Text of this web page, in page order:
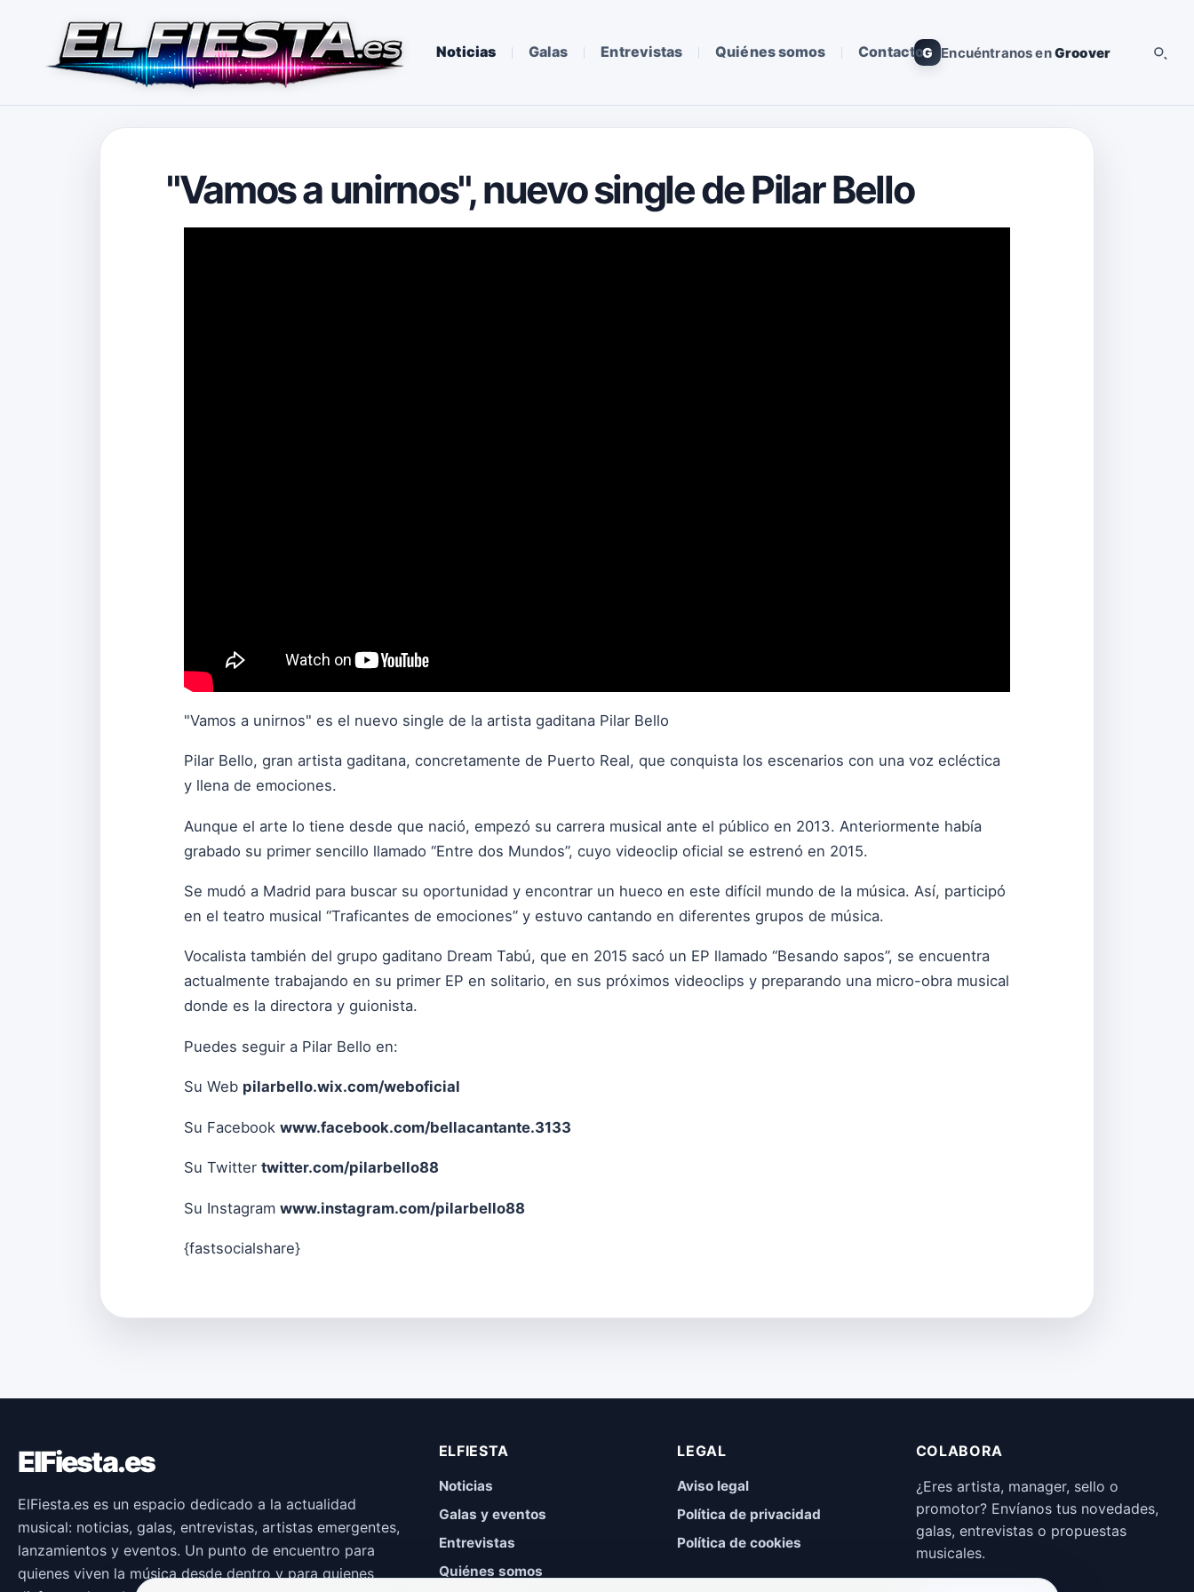
Noticias Galas Entrevistas Quiénes somos ContactoG Encuéntranos enGroover
"Vamos a unirnos", nuevo single de Pilar Bello
"Vamos a unirnos" es el nuevo single de la artista gaditana Pilar Bello
Pilar Bello, gran artista gaditana, concretamente de Puerto Real, que conquista los escenarios con una voz ecléctica
y llena de emociones.
Aunque el arte lo tiene desde que nació, empezó su carrera musical ante el público en 2013. Anteriormente había
grabado su primer sencillo llamado “Entre dos Mundos”, cuyo videoclip oficial se estrenó en 2015.
Se mudó a Madrid para buscar su oportunidad y encontrar un hueco en este difícil mundo de la música. Así, participó
en el teatro musical “Traficantes de emociones” y estuvo cantando en diferentes grupos de música.
Vocalista también del grupo gaditano Dream Tabú, que en 2015 sacó un EP llamado “Besando sapos”, se encuentra
actualmente trabajando en su primer EP en solitario, en sus próximos videoclips y preparando una micro-obra musical
donde es la directora y guionista.
Puedes seguir a Pilar Bello en:
Su Web pilarbello.wix.com/weboficial
Su Facebook www.facebook.com/bellacantante.3133
Su Twitter twitter.com/pilarbello88
Su Instagram www.instagram.com/pilarbello88
{fastsocialshare}
ElFiesta.es
ElFiesta.es es un espacio dedicado a la actualidad
musical: noticias, galas, entrevistas, artistas emergentes,
lanzamientos y eventos. Un punto de encuentro para
quienes viven la música desde dentro y para quienes
ELFIESTA
Noticias
Galas y eventos
Entrevistas
Quiénes somos
LEGAL
Aviso legal
Política de privacidad
Política de cookies
COLABORA
¿Eres artista, manager, sello o
promotor? Envíanos tus novedades,
galas, entrevistas o propuestas
musicales.